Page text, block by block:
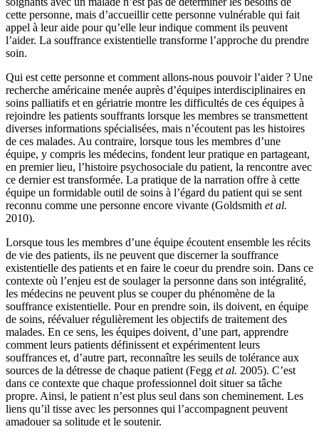
cette personne, mais d’accueillir cette personne vulnérable qui fait
appel à leur aide pour qu’elle leur indique comment ils peuvent
l’aider. La souffrance existentielle transforme l’approche du prendre
soin.
Qui est cette personne et comment allons-nous pouvoir l’aider ? Une
recherche américaine menée auprès d’équipes interdisciplinaires en
soins palliatifs et en gériatrie montre les difficultés de ces équipes à
rejoindre les patients souffrants lorsque les membres se transmettent
diverses informations spécialisées, mais n’écoutent pas les histoires
de ces malades. Au contraire, lorsque tous les membres d’une
équipe, y compris les médecins, fondent leur pratique en partageant,
en premier lieu, l’histoire psychosociale du patient, la rencontre avec
ce dernier est transformée. La pratique de la narration offre à cette
équipe un formidable outil de soins à l’égard du patient qui se sent
reconnu comme une personne encore vivante (Goldsmith et al.
2010).
Lorsque tous les membres d’une équipe écoutent ensemble les récits
de vie des patients, ils ne peuvent que discerner la souffrance
existentielle des patients et en faire le coeur du prendre soin. Dans ce
contexte où l’enjeu est de soulager la personne dans son intégralité,
les médecins ne peuvent plus se couper du phénomène de la
souffrance existentielle. Pour en prendre soin, ils doivent, en équipe
de soins, réévaluer régulièrement les objectifs de traitement des
malades. En ce sens, les équipes doivent, d’une part, apprendre
comment leurs patients définissent et expérimentent leurs
souffrances et, d’autre part, reconnaître les seuils de tolérance aux
sources de la détresse de chaque patient (Fegg et al. 2005). C’est
dans ce contexte que chaque professionnel doit situer sa tâche
propre. Ainsi, le patient n’est plus seul dans son cheminement. Les
liens qu’il tisse avec les personnes qui l’accompagnent peuvent
amadouer sa solitude et le soutenir.